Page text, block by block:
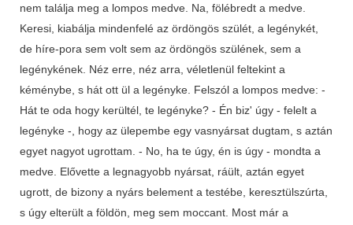
nem találja meg a lompos medve. Na, fölébredt a medve.
Keresi, kiabálja mindenfelé az ördöngös szülét, a legénykét,
de híre-pora sem volt sem az ördöngös szülének, sem a
legénykének. Néz erre, néz arra, véletlenül feltekint a
kéménybe, s hát ott ül a legényke. Felszól a lompos medve: -
Hát te oda hogy kerültél, te legényke? - Én biz' úgy - felelt a
legényke -, hogy az ülepembe egy vasnyársat dugtam, s aztán
egyet nagyot ugrottam. - No, ha te úgy, én is úgy - mondta a
medve. Elővette a legnagyobb nyársat, ráült, aztán egyet
ugrott, de bizony a nyárs belement a testébe, keresztülszúrta,
s úgy elterült a földön, meg sem moccant. Most már a